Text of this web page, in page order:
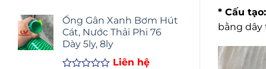
Ống Gân Xanh Bơm Hút
Cát, Nước Thải Phi 76
Dày 5ly, 8ly
Liên hệ
* Cấu tạo:
bằng dây